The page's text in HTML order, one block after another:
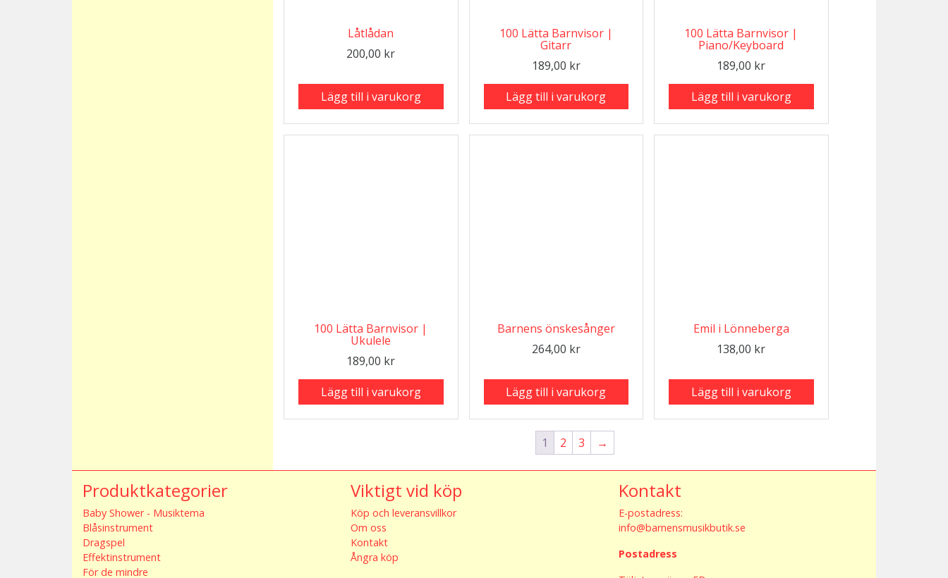
Låtlådan
200,00 kr
Lägg till i varukorg
100 Lätta Barnvisor |
Gitarr
189,00 kr
Lägg till i varukorg
100 Lätta Barnvisor |
Piano/Keyboard
189,00 kr
Lägg till i varukorg
100 Lätta Barnvisor |
Ukulele
189,00 kr
Lägg till i varukorg
Barnens önskesånger
264,00 kr
Lägg till i varukorg
Emil i Lönneberga
138,00 kr
Lägg till i varukorg
1 2 3 →
Produktkategorier
Baby Shower - Musiktema
Blåsinstrument
Dragspel
Effektinstrument
För de mindre
Viktigt vid köp
Köp och leveransvillkor
Om oss
Kontakt
Ångra köp
Kontakt
E-postadress:
info@barnensmusikbutik.se
Postadress